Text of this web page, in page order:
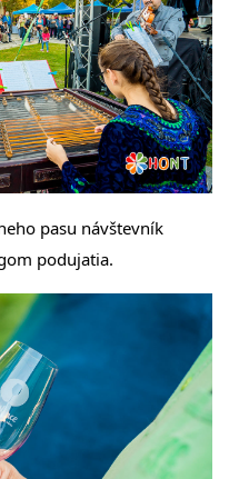
pasu návštevník
podujatia.